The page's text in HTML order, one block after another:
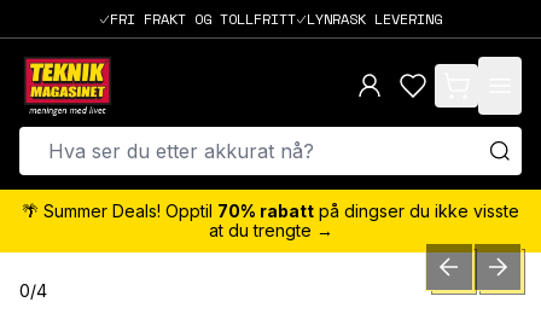
FRI FRAKT OG TOLLFRITT LYNRASK LEVERING
items in cart,
🌴 Summer Deals! Opptil 70% rabatt på dingser du ikke visste
at du trengte →
0/4 PREVIOUSNEXT